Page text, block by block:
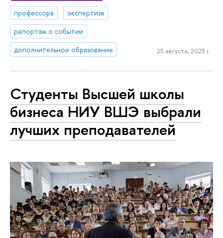
профессора
экспертиза
репортаж о событии
дополнительное образование
25 августа, 2023 г.
Студенты Высшей школы
бизнеса НИУ ВШЭ выбрали
лучших преподавателей